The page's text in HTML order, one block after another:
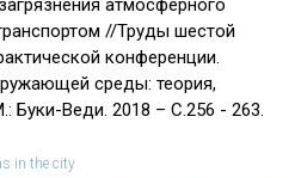
атмосферного
//Труды шестой
конференции.
среды: теория,
Буки-Веди. 2018 – С.256 - 263.
in the city